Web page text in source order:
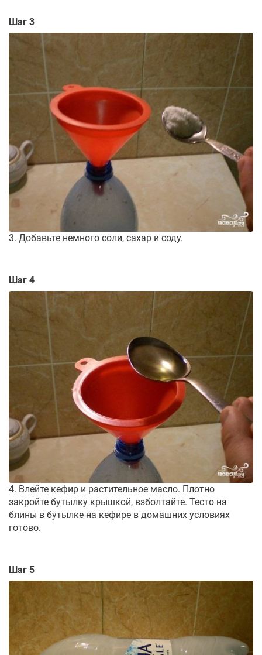
Шаг 3
3. Добавьте немного соли, сахар и соду.
Шаг 4
4. Влейте кефир и растительное масло. Плотно
закройте бутылку крышкой, взболтайте. Тесто на
блины в бутылке на кефире в домашних условиях
готово.
Шаг 5